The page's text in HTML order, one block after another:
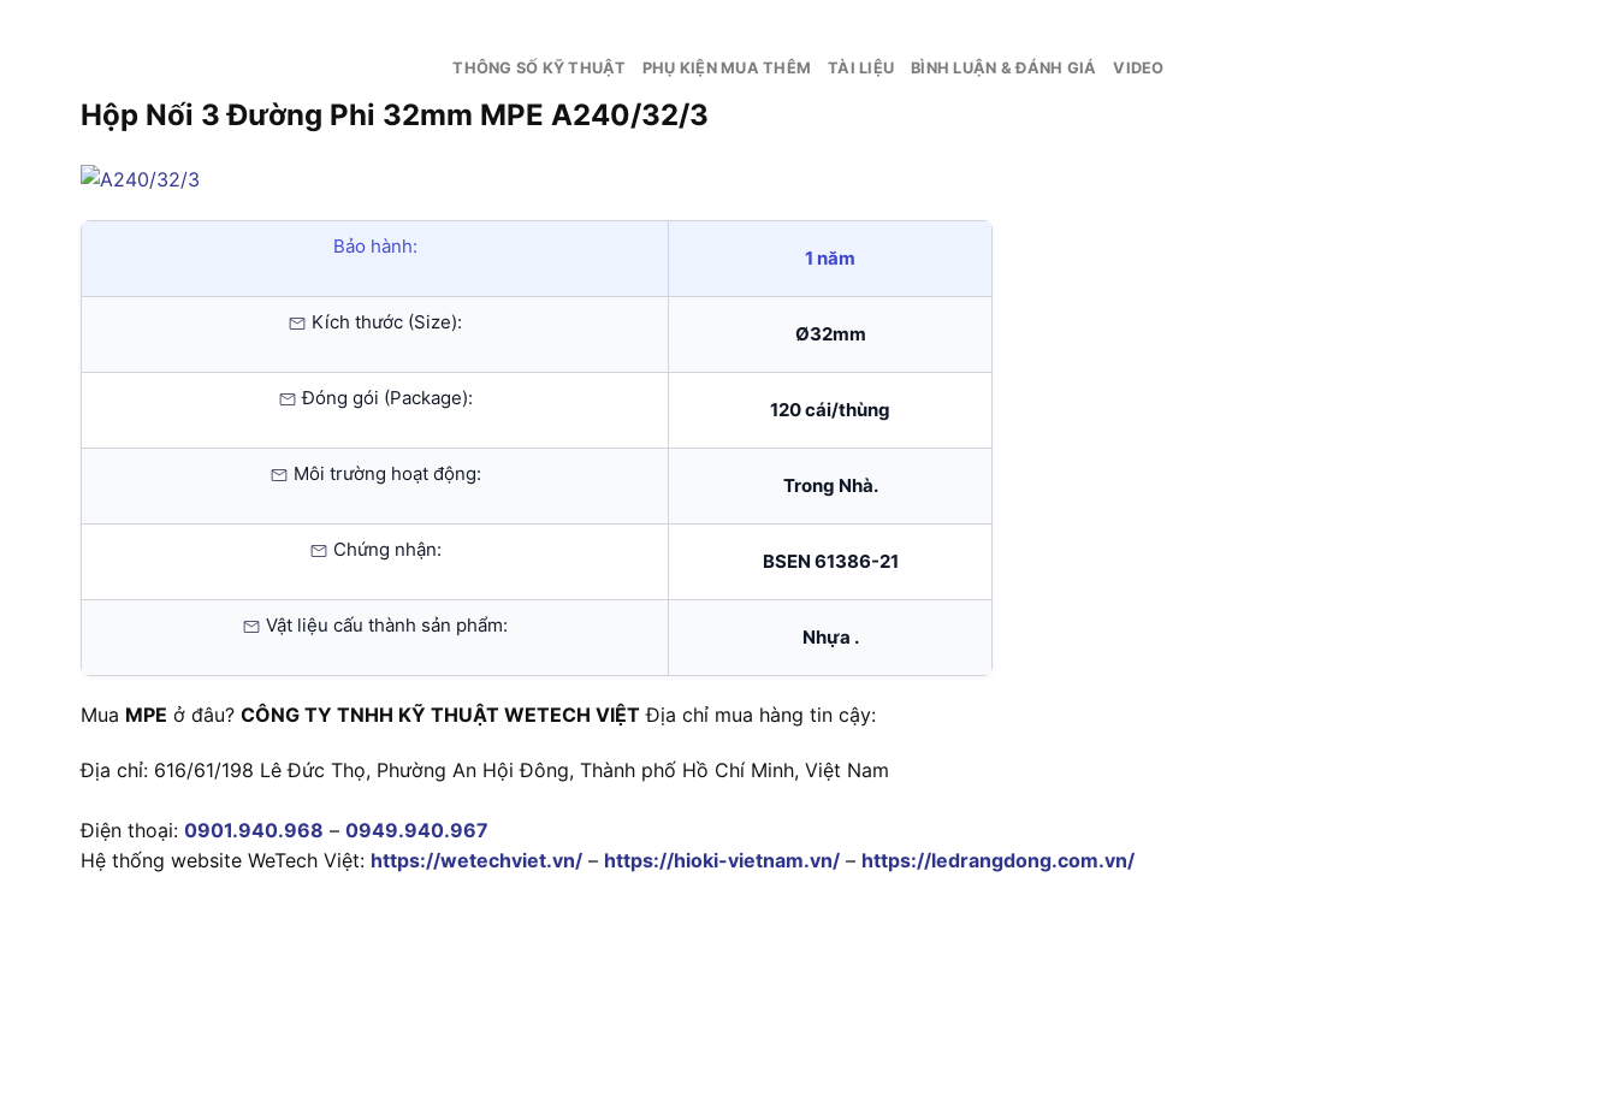
THÔNG SỐ KỸ THUẬT PHỤ KIỆN MUA THÊM TÀI LIỆU BÌNH LUẬN & ĐÁNH GIÁ VIDEO
Hộp Nối 3 Đường Phi 32mm MPE A240/32/3
Bảo hành:
1 năm
Kích thước (Size):
Ø32mm
Đóng gói (Package):
120 cái/thùng
Môi trường hoạt động:
Trong Nhà.
Chứng nhận:
BSEN 61386-21
Vật liệu cấu thành sản phẩm:
Nhựa .
Mua MPE ở đâu? CÔNG TY TNHH KỸ THUẬT WETECH VIỆT Địa chỉ mua hàng tin cậy:
Địa chỉ: 616/61/198 Lê Đức Thọ, Phường An Hội Đông, Thành phố Hồ Chí Minh, Việt Nam
Điện thoại: 0901.940.968 – 0949.940.967
Hệ thống website WeTech Việt: https://wetechviet.vn/ – https://hioki-vietnam.vn/ – https://ledrangdong.com.vn/